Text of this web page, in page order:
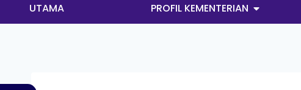
UTAMA PROFIL KEMENTERIAN